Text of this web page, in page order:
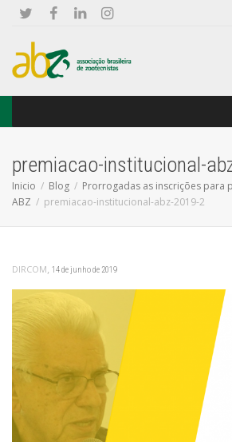
premiacao-institucional-
Inicio Blog
Prorrogadas as inscrições para
ABZ
premiacao-institucional-abz-2019-2
DIRCOM, 14 de junho de 2019